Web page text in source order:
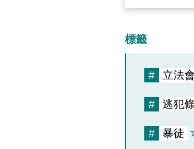
標籤
# 立法會
# 逃犯
# 暴徒